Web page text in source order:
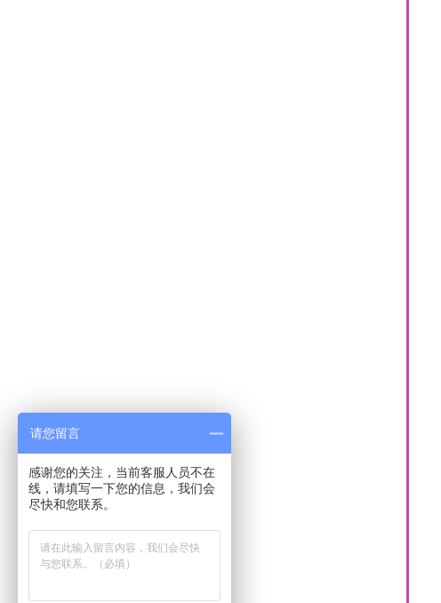
请您留言
感谢您的关注，当前客服人员不在
线，请填写一下您的信息，我们会
尽快和您联系。